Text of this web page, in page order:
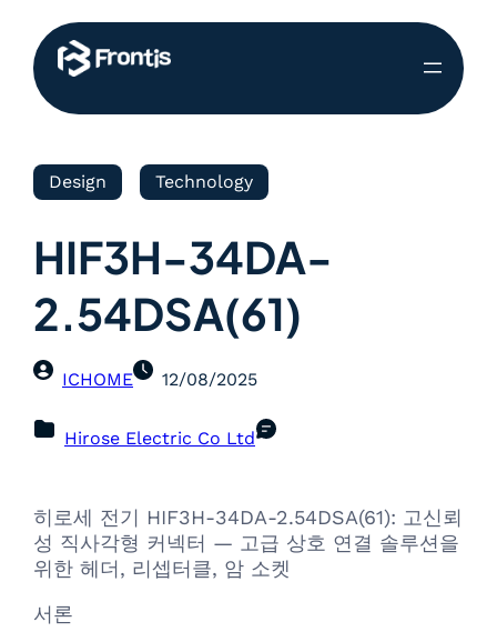
Design Technology
HIF3H-34DA-
2.54DSA(61)
ICHOME 12/08/2025
Hirose Electric Co Ltd
히로세 전기 HIF3H-34DA-2.54DSA(61): 고신뢰
성 직사각형 커넥터 — 고급 상호 연결 솔루션을
위한 헤더, 리셉터클, 암 소켓
서론